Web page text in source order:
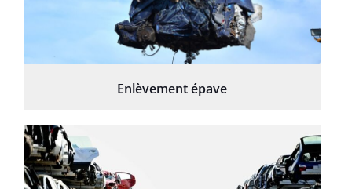
Enlèvement épave